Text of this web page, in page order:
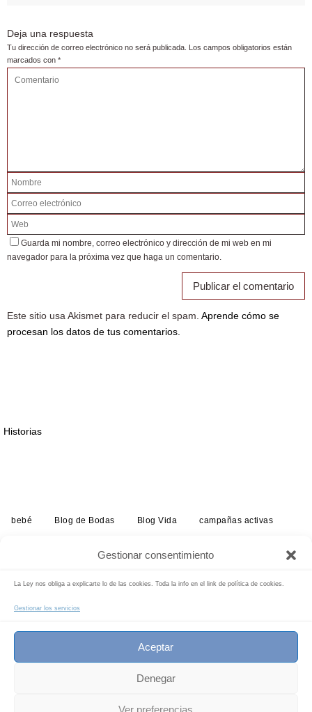
Gestionar consentimiento
La Ley nos obliga a explicarte lo de las cookies. Toda la info en el link de política de cookies.
Gestionar los servicios
Aceptar
Denegar
Ver preferencias
Deja una respuesta
Tu dirección de correo electrónico no será publicada. Los campos obligatorios están
marcados con *
Guarda mi nombre, correo electrónico y dirección de mi web en mi
navegador para la próxima vez que haga un comentario.
Este sitio usa Akismet para reducir el spam. Aprende cómo se
procesan los datos de tus comentarios.
Historias
bebé Blog de Bodas Blog Vida campañas activas
estudio infantil
tarifas
Buscar
c/ Sto. Domingo Savio, 79 dupl. 46019 VALENCIA